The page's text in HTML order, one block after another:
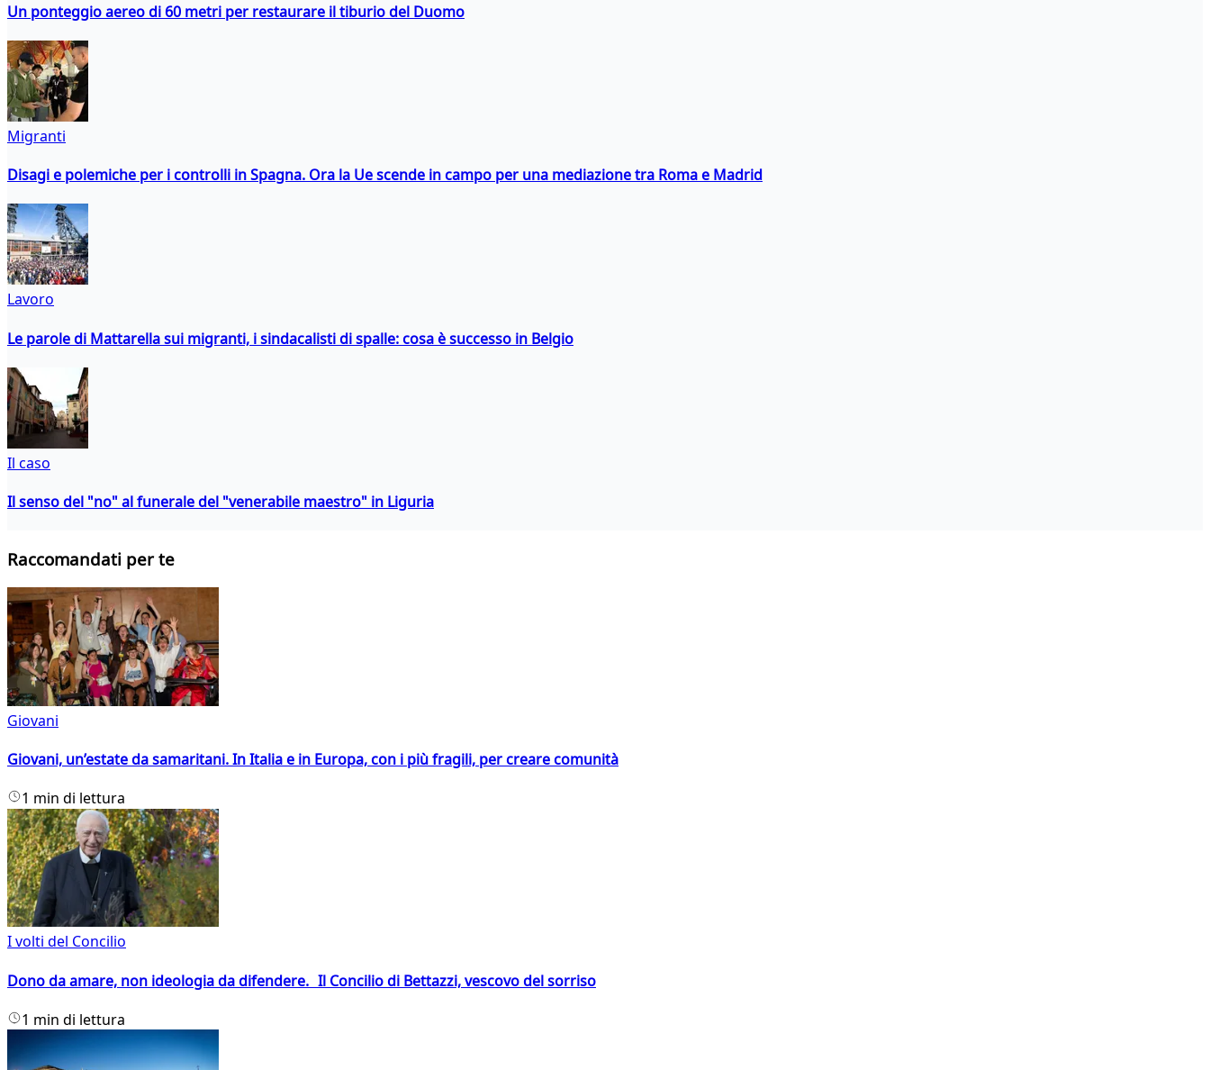
Un ponteggio aereo di 60 metri per restaurare il tiburio del Duomo
Migranti
Disagi e polemiche per i controlli in Spagna. Ora la Ue scende in campo per una mediazione tra Roma e Madrid
Lavoro
Le parole di Mattarella sui migranti, i sindacalisti di spalle: cosa è successo in Belgio
Il caso
Il senso del "no" al funerale del "venerabile maestro" in Liguria
Raccomandati per te
Giovani
Giovani, un’estate da samaritani. In Italia e in Europa, con i più fragili, per creare comunità
1 min di lettura
I volti del Concilio
Dono da amare, non ideologia da difendere. Il Concilio di Bettazzi, vescovo del sorriso
1 min di lettura